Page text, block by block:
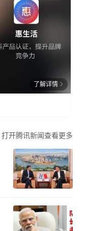
了解详情
打开腾讯新闻查看更多